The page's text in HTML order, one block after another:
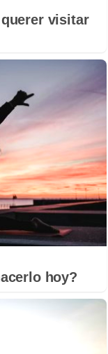
visitar
hoy?